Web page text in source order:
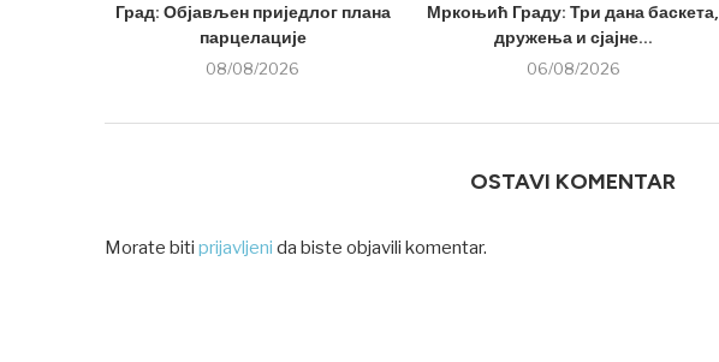
Град: Објављен приједлог плана
парцелације
08/08/2026
Мркоњић Граду: Три дана баскета,
дружења и сјајне...
06/08/2026
OSTAVI KOMENTAR
Morate biti prijavljeni da biste objavili komentar.